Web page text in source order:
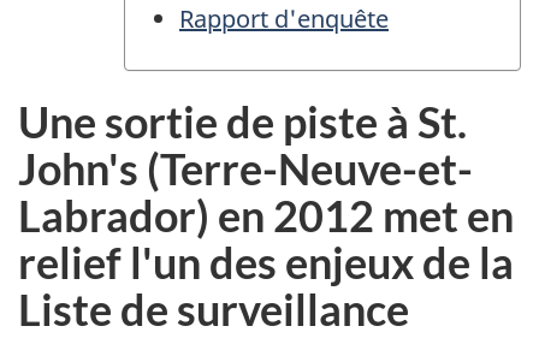
Rapport d'enquête
Une sortie de piste à St.
John's (Terre-Neuve-et-
Labrador) en 2012 met en
relief l'un des enjeux de la
Liste de surveillance